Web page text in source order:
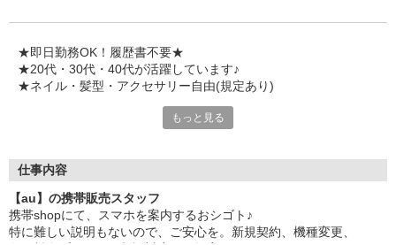
゜・。○。・゜+゜・。○。・゜+゜
★即日勤務OK！履歴書不要★
★20代・30代・40代が活躍しています♪
★ネイル・髪型・アクセサリー自由(規定あり)
でも心配ご無用！
お互いに教え合ったり、フォローしあったりする
和気あいあいとした人間関係がある店舗ばかり！
皆で一緒にステップアップしましょう♪
もっと見る
仕事内容
【au】の携帯販売スタッフ
携帯shopにて、スマホを案内するおシゴト♪
特に難しい説明もないので、ご安心を。新規契約、機種変更、